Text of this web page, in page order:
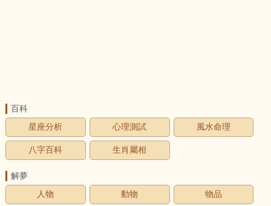
百科
星座分析
心理測試 風水命理
八字百科 生肖屬相
解夢
人物
動物 物品